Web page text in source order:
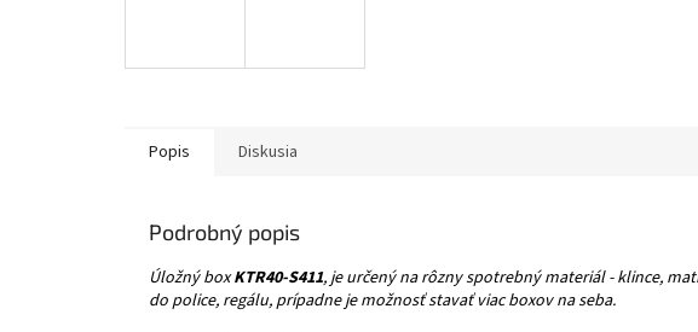
Popis Diskusia
Podrobný popis
Úložný boxKTR40-S411, je určený na rôzny spotrebný materiál - klince,
do police, regálu, prípadne je možnosť stavať viac boxov na seba.